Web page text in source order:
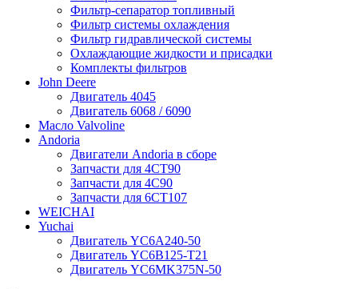
Фильтр-сепаратор топливный
Фильтр системы охлаждения
Фильтр гидравлической системы
Охлаждающие жидкости и присадки
Комплекты фильтров
John Deere
Двигатель 4045
Двигатель 6068 / 6090
Масло Valvoline
Andoria
Двигатели Andoria в сборе
Запчасти для 4CT90
Запчасти для 4С90
Запчасти для 6CT107
WEICHAI
Yuchai
Двигатель YC6A240-50
Двигатель YC6B125-T21
Двигатель YC6MK375N-50